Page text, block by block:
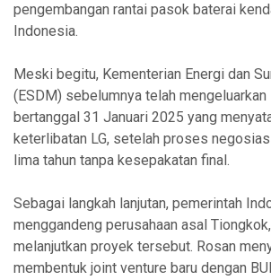
pengembangan rantai pasok baterai
Indonesia.
Meski begitu, Kementerian Energi dan
(ESDM) sebelumnya telah
bertanggal 31 Januari 2025 yang
keterlibatan LG, setelah proses
lima tahun tanpa kesepakatan final.
Sebagai langkah lanjutan, pemerintah
menggandeng perusahaan asal
melanjutkan proyek tersebut. Rosan
membentuk joint venture baru dengan